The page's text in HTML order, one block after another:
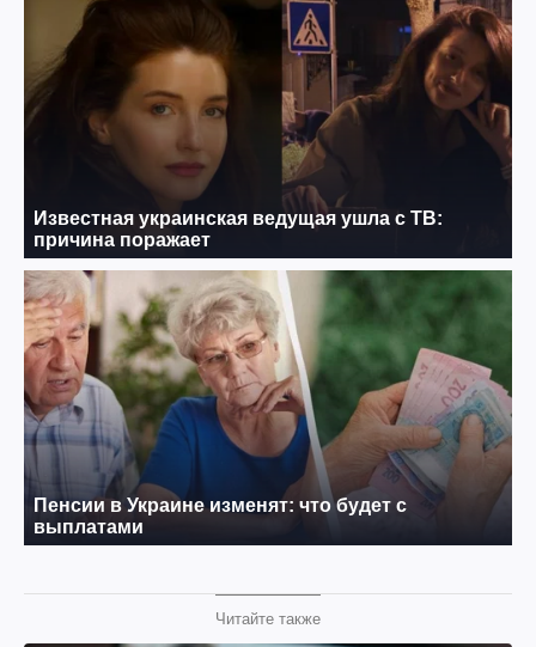
Читайте также